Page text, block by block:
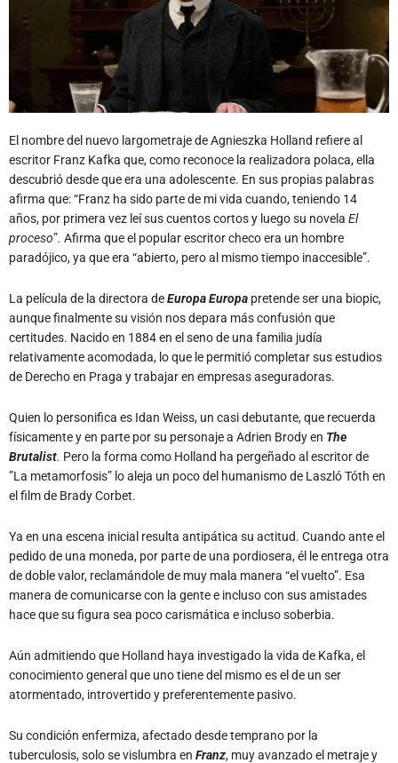
El nombre del nuevo largometraje de Agnieszka Holland refiere al
escritor Franz Kafka que, como reconoce la realizadora polaca, ella
descubrió desde que era una adolescente. En sus propias palabras
afirma que: “Franz ha sido parte de mi vida cuando, teniendo 14
años, por primera vez leí sus cuentos cortos y luego su novela El
proceso”. Afirma que el popular escritor checo era un hombre
paradójico, ya que era “abierto, pero al mismo tiempo inaccesible”.
La película de la directora deEuropa Europa pretende ser una biopic,
aunque finalmente su visión nos depara más confusión que
certitudes. Nacido en 1884 en el seno de una familia judía
relativamente acomodada, lo que le permitió completar sus estudios
de Derecho en Praga y trabajar en empresas aseguradoras.
Quien lo personifica es Idan Weiss, un casi debutante, que recuerda
físicamente y en parte por su personaje a Adrien Brody en The
Brutalist. Pero la forma como Holland ha pergeñado al escritor de
”La metamorfosis” lo aleja un poco del humanismo de Laszló Tóth en
el film de Brady Corbet.
Ya en una escena inicial resulta antipática su actitud. Cuando ante el
pedido de una moneda, por parte de una pordiosera, él le entrega otra
de doble valor, reclamándole de muy mala manera “el vuelto”. Esa
manera de comunicarse con la gente e incluso con sus amistades
hace que su figura sea poco carismática e incluso soberbia.
Aún admitiendo que Holland haya investigado la vida de Kafka, el
conocimiento general que uno tiene del mismo es el de un ser
atormentado, introvertido y preferentemente pasivo.
Su condición enfermiza, afectado desde temprano por la
tuberculosis, solo se vislumbra en Franz, muy avanzado el metraje y